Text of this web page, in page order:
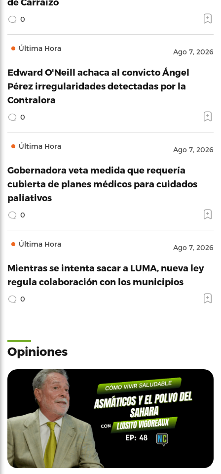
0
Última Hora Ago 7, 2026
Edward O'Neill achaca al convicto Ángel
Pérez irregularidades detectadas por la
Contralora
0
Última Hora Ago 7, 2026
Gobernadora veta medida que requería
cubierta de planes médicos para cuidados
paliativos
0
Última Hora Ago 7, 2026
Mientras se intenta sacar a LUMA, nueva ley
regula colaboración con los municipios
0
Opiniones